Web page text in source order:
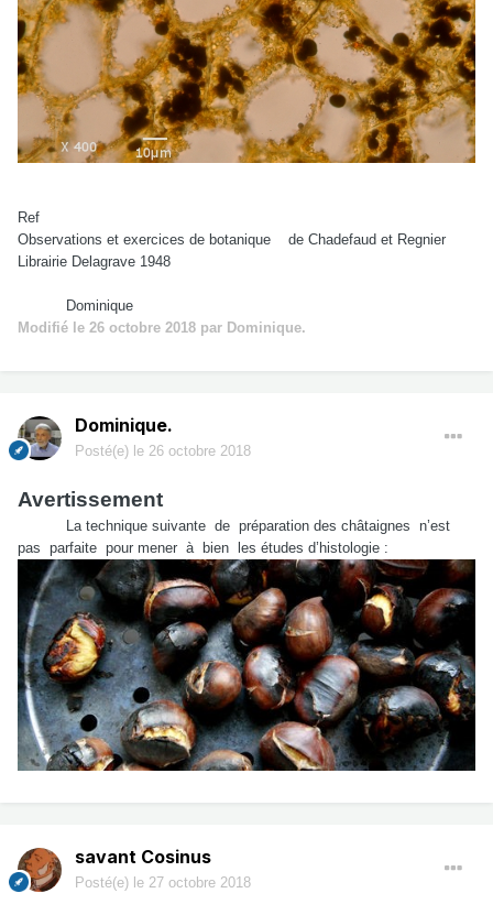
Ref
Observations et exercices de botanique de Chadefaud et Regnier
Librairie Delagrave 1948
Dominique
Modifié le 26 octobre 2018 par Dominique.
Dominique.
Posté(e) le 26 octobre 2018
Avertissement
La technique suivante de préparation des châtaignes n’est
pas parfaite pour mener à bien les études d’histologie :
savant Cosinus
Posté(e) le 27 octobre 2018